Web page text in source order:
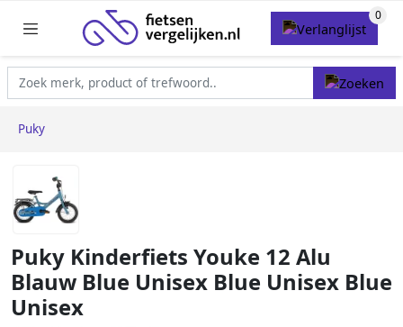
Puky
Puky Kinderfiets Youke 12 Alu
Blauw Blue Unisex Blue Unisex Blue
Unisex